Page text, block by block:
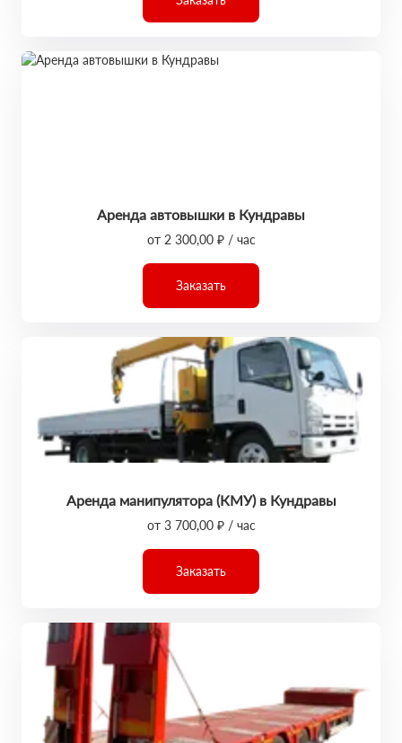
Аренда автовышки в Кундравы
от 2 300,00 ₽ / час
Заказать
Аренда манипулятора (КМУ) в Кундравы
от 3 700,00 ₽ / час
Заказать